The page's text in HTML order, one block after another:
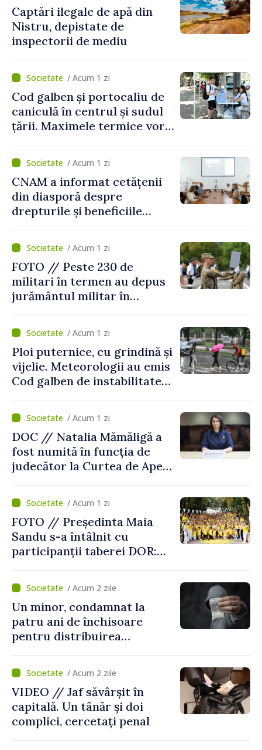
Captări ilegale de apă din
Nistru, depistate de
inspectorii de mediu
/ Acum 1 zi
Cod galben și portocaliu de
caniculă în centrul și sudul
țării. Maximele termice vor
/ Acum 1 zi
CNAM a informat cetățenii
din diasporă despre
drepturile și beneficiile
/ Acum 1 zi
FOTO // Peste 230 de
militari în termen au depus
jurământul militar în
/ Acum 1 zi
Ploi puternice, cu grindină și
vijelie. Meteorologii au emis
Cod galben de instabilitate
/ Acum 1 zi
DOC // Natalia Mămăligă a
fost numită în funcția de
judecător la Curtea de Apel
/ Acum 1 zi
FOTO // Președinta Maia
Sandu s-a întâlnit cu
participanții taberei DOR:
noastră rămâne puternică”
/ Acum 2 zile
Un minor, condamnat la
patru ani de închisoare
pentru distribuirea
/ Acum 2 zile
VIDEO // Jaf săvârșit în
capitală. Un tânăr și doi
complici, cercetați penal